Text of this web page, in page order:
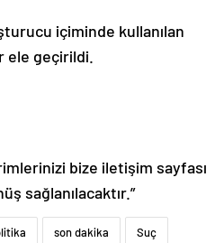
içiminde kullanılan
ele geçirildi.
bize iletişim sayfası
sağlanılacaktır.”
son dakika Suç